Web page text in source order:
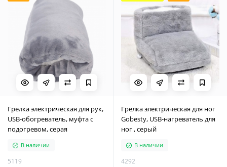
Грелка электрическая для рук,
USB-обогреватель, муфта с
подогревом, серая
В наличии
5119
Грелка электрическая для ног
Gobesty, USB-нагреватель для
ног , серый
В наличии
4292